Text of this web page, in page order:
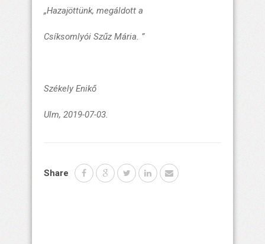
„Hazajöttünk, megáldott a
Csíksomlyói Szűz Mária. ”
Székely Enikő
Ulm, 2019-07-03.
Share